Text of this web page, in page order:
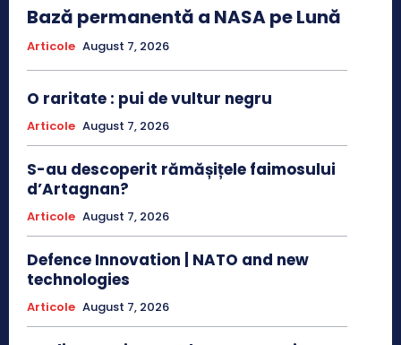
Bază permanentă a NASA pe Lună
Articole August 7, 2026
O raritate : pui de vultur negru
Articole August 7, 2026
S-au descoperit rămășițele faimosului
d’Artagnan?
Articole August 7, 2026
Defence Innovation | NATO and new
technologies
Articole August 7, 2026